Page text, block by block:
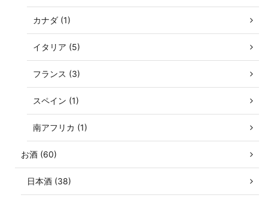
カナダ (1)
イタリア (5)
フランス (3)
スペイン (1)
南アフリカ (1)
お酒 (60)
日本酒 (38)